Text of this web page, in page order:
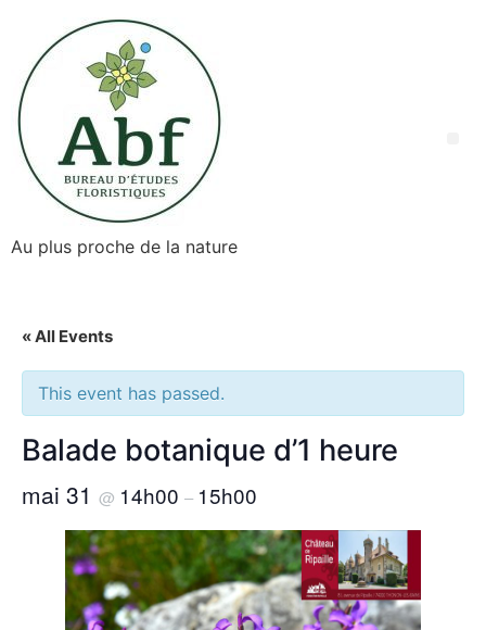
Au plus proche de la nature
« All Events
This event has passed.
Balade botanique d’1 heure
mai 31 @ 14h00 – 15h00